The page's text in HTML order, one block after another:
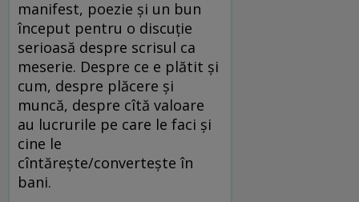
manifest, poezie și un bun
început pentru o discuție
serioasă despre scrisul ca
meserie. Despre ce e plătit și
cum, despre plăcere și
muncă, despre cîtă valoare
au lucrurile pe care le faci și
cine le
cîntărește/convertește în
bani.